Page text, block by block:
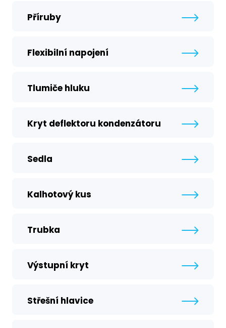
Příruby
Flexibilní napojení
Tlumiče hluku
Kryt deflektoru kondenzátoru
Sedla
Kalhotový kus
Trubka
Výstupní kryt
Střešní hlavice